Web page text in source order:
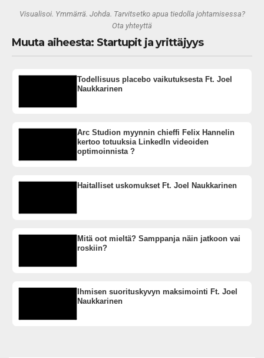
Visualisoi. Ymmärrä. Johda. Tarvitsetko apua tiedolla johtamisessa?
Ota yhteyttä
Muuta aiheesta: Startupit ja yrittäjyys
Todellisuus placebo vaikutuksesta Ft. Joel
Naukkarinen
Arc Studion myynnin chieffi Felix Hannelin
kertoo totuuksia LinkedIn videoiden
optimoinnista ?
Haitalliset uskomukset Ft. Joel Naukkarinen
Mitä oot mieltä? Samppanja näin jatkoon vai
roskiin?
Ihmisen suorituskyvyn maksimointi Ft. Joel
Naukkarinen